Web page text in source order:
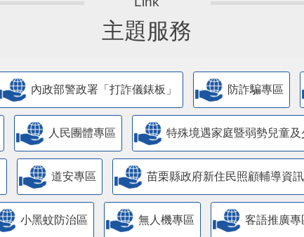
主題服務
內政部警政署「打詐儀錶板」 防詐騙專區
人民團體專區 特殊境遇家庭暨弱勢兒童
道安專區 苗栗縣政府新住民照顧輔導資
小黑蚊防治區 無人機專區 客語推廣專